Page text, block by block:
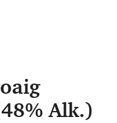
Alk.)